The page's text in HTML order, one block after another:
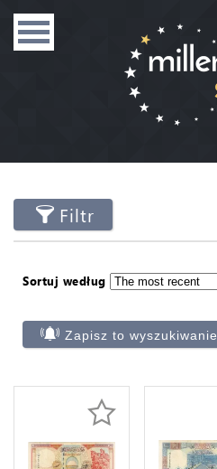
Filtr
Sortuj według
Zapisz to wyszukiwanie